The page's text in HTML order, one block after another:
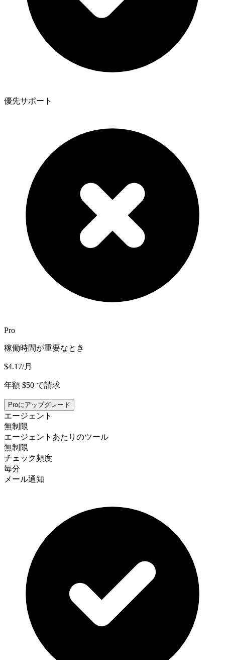
優先サポート
Pro
稼働時間が重要なとき
$4.17/月
年額 $50 で請求
Proにアップグレード
エージェント
無制限
エージェントあたりのツール
無制限
チェック頻度
毎分
メール通知